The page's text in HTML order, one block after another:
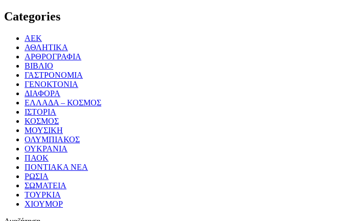
Categories
ΑΕΚ
ΑΘΛΗΤΙΚΑ
ΑΡΘΡΟΓΡΑΦΙΑ
ΒΙΒΛΙΟ
ΓΑΣΤΡΟΝΟΜΙΑ
ΓΕΝΟΚΤΟΝΙΑ
ΔΙΑΦΟΡΑ
ΕΛΛΑΔΑ – ΚΟΣΜΟΣ
ΙΣΤΟΡΙΑ
ΚΟΣΜΟΣ
ΜΟΥΣΙΚΗ
ΟΛΥΜΠΙΑΚΟΣ
ΟΥΚΡΑΝΙΑ
ΠΑΟΚ
ΠΟΝΤΙΑΚΑ ΝΕΑ
ΡΩΣΙΑ
ΣΩΜΑΤΕΙΑ
ΤΟΥΡΚΙΑ
ΧΙΟΥΜΟΡ